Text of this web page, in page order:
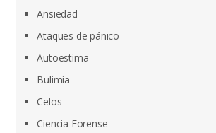
Ansiedad
Ataques de pánico
Autoestima
Bulimia
Celos
Ciencia Forense